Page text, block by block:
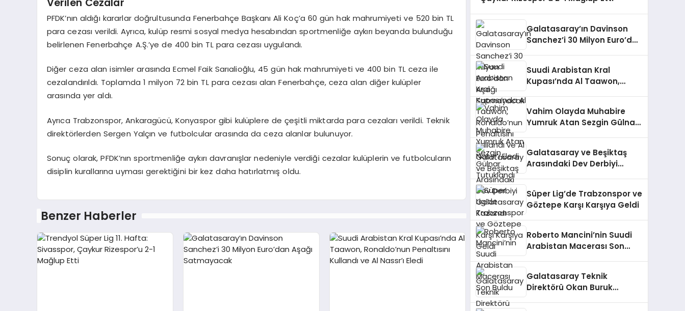
Verilen Cezalar
PFDK’nın aldığı kararlar doğrultusunda Fenerbahçe Başkanı Ali Koç’a 60 gün hak mahrumiyeti ve 520 bin TL
para cezası verildi. Ayrıca, kulüp resmi sosyal medya hesabından sportmenliğe aykırı beyanda bulunduğu
belirlenen Fenerbahçe A.Ş.’ye de 400 bin TL para cezası uygulandı.
Diğer ceza alan isimler arasında Ecmel Faik Sarıalioğlu, 45 gün hak mahrumiyeti ve 400 bin TL ceza ile
cezalandırıldı. Toplamda 1 milyon 72 bin TL para cezası alan Fenerbahçe, ceza alan diğer kulüpler
arasında yer aldı.
Ayrıca Trabzonspor, Ankaragücü, Konyaspor gibi kulüplere de çeşitli miktarda para cezaları verildi. Teknik
direktörlerden Sergen Yalçın ve futbolcular arasında da ceza alanlar bulunuyor.
Sonuç olarak, PFDK’nın sportmenliğe aykırı davranışlar nedeniyle verdiği cezalar kulüplerin ve futbolcuların
disiplin kurallarına uyması gerektiğini bir kez daha hatırlatmış oldu.
Benzer Haberler
Galatasaray’ın Davinson
Sanchez’i 30 Milyon Euro’dan
Suudi Arabistan Kral
Kupası’nda Al Taawon,
Vahim Olayda Muhabire
Yumruk Atan Sezgin Gülnar
Galatasaray ve Beşiktaş
Arasındaki Dev Derbiyi
Süper Lig’de Trabzonspor ve
Göztepe Karşı Karşıya Geldi
Roberto Mancini’nin Suudi
Arabistan Macerası Son
Galatasaray Teknik
Direktörü Okan Buruk